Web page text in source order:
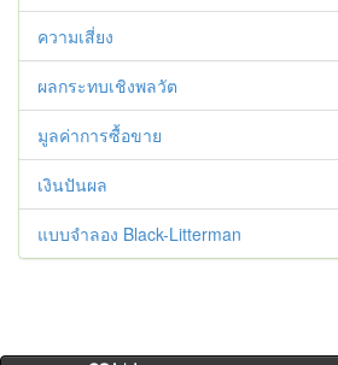
ความเสี่ยง
ผลกระทบเชิงพลวัต
มูลค่าการซื้อขาย
เงินปันผล
แบบจำลอง Black-Litterman